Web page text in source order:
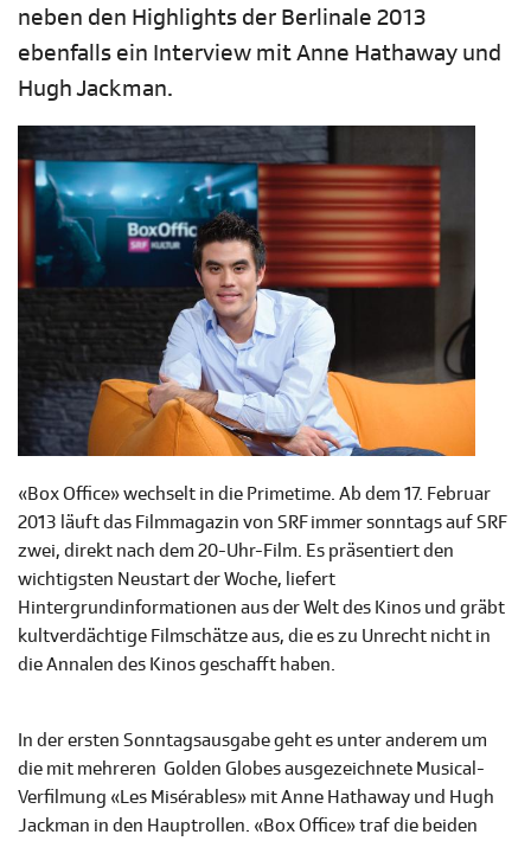
neben den Highlights der Berlinale 2013
ebenfalls ein Interview mit Anne Hathaway und
Hugh Jackman.
«Box Office» wechselt in die Primetime. Ab dem 17. Februar
2013 läuft das Filmmagazin von SRF immer sonntags auf SRF
zwei, direkt nach dem 20-Uhr-Film. Es präsentiert den
wichtigsten Neustart der Woche, liefert
Hintergrundinformationen aus der Welt des Kinos und gräbt
kultverdächtige Filmschätze aus, die es zu Unrecht nicht in
die Annalen des Kinos geschafft haben.
In der ersten Sonntagsausgabe geht es unter anderem um
die mit mehreren Golden Globes ausgezeichnete Musical-
Verfilmung «Les Misérables» mit Anne Hathaway und Hugh
Jackman in den Hauptrollen. «Box Office» traf die beiden